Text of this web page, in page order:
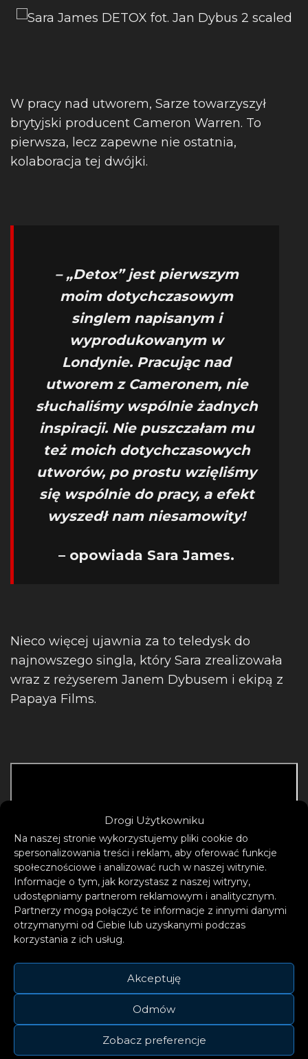
Drogi Użytkowniku
Na naszej stronie wykorzystujemy pliki cookie do
spersonalizowania treści i reklam, aby oferować funkcje
społecznościowe i analizować ruch w naszej witrynie.
Informacje o tym, jak korzystasz z naszej witryny,
udostępniamy partnerom reklamowym i analitycznym.
Partnerzy mogą połączyć te informacje z innymi danymi
otrzymanymi od Ciebie lub uzyskanymi podczas
korzystania z ich usług.
Akceptuję
Odmów
Zobacz preferencje
W pracy nad utworem, Sarze towarzyszył
brytyjski producent Cameron Warren. To
pierwsza, lecz zapewne nie ostatnia,
kolaboracja tej dwójki.
– „Detox” jest pierwszym
moim dotychczasowym
singlem napisanym i
wyprodukowanym w
Londynie. Pracując nad
utworem z Cameronem, nie
słuchaliśmy wspólnie żadnych
inspiracji. Nie puszczałam mu
też moich dotychczasowych
utworów, po prostu wzięliśmy
się wspólnie do pracy, a efekt
wyszedł nam niesamowity!
– opowiada Sara James.
Nieco więcej ujawnia za to teledysk do
najnowszego singla, który Sara zrealizowała
wraz z reżyserem Janem Dybusem i ekipą z
Papaya Films.